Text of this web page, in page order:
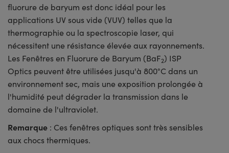
fluorure de baryum est donc idéal pour les
applications UV sous vide (VUV) telles que la
thermographie ou la spectroscopie laser, qui
nécessitent une résistance élevée aux rayonnements.
Les Fenêtres en Fluorure de Baryum (BaF2) ISP
Optics peuvent être utilisées jusqu'à 800°C dans un
environnement sec, mais une exposition prolongée à
l'humidité peut dégrader la transmission dans le
domaine de l'ultraviolet.
Remarque : Ces fenêtres optiques sont très sensibles
aux chocs thermiques.